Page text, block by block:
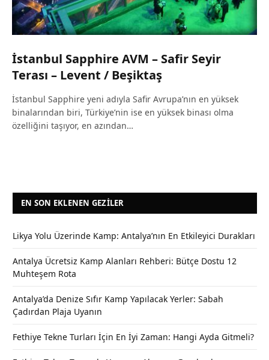
İstanbul Sapphire AVM – Safir Seyir
Terası – Levent / Beşiktaş
İstanbul Sapphire yeni adıyla Safir Avrupa’nın en yüksek
binalarından biri, Türkiye’nin ise en yüksek binası olma
özelliğini taşıyor, en azından…
EN SON EKLENEN GEZILER
Likya Yolu Üzerinde Kamp: Antalya’nın En Etkileyici Durakları
Antalya Ücretsiz Kamp Alanları Rehberi: Bütçe Dostu 12
Muhteşem Rota
Antalya’da Denize Sıfır Kamp Yapılacak Yerler: Sabah
Çadırdan Plaja Uyanın
Fethiye Tekne Turları İçin En İyi Zaman: Hangi Ayda Gitmeli?